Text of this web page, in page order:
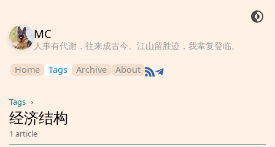
MC
人事有代谢，往来成古今。江山留胜迹，我辈复登临。
Home Tags Archive About
Tags ›
经济结构
1 article